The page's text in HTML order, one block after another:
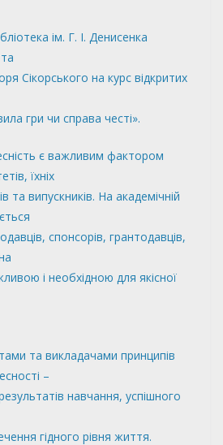
ім. Г. І. Денисенка
Сікорського на курс відкритих
гри чи справа честі».
є важливим фактором
їхніх
та випускників. На академічній
спонсорів, грантодавців,
і необхідною для якісної
та викладачами принципів
–
навчання, успішного
гідного рівня життя.